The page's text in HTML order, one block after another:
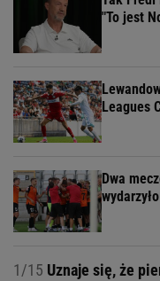
"To jest
Leagues
Dwa
1/15 Uznaje się, że